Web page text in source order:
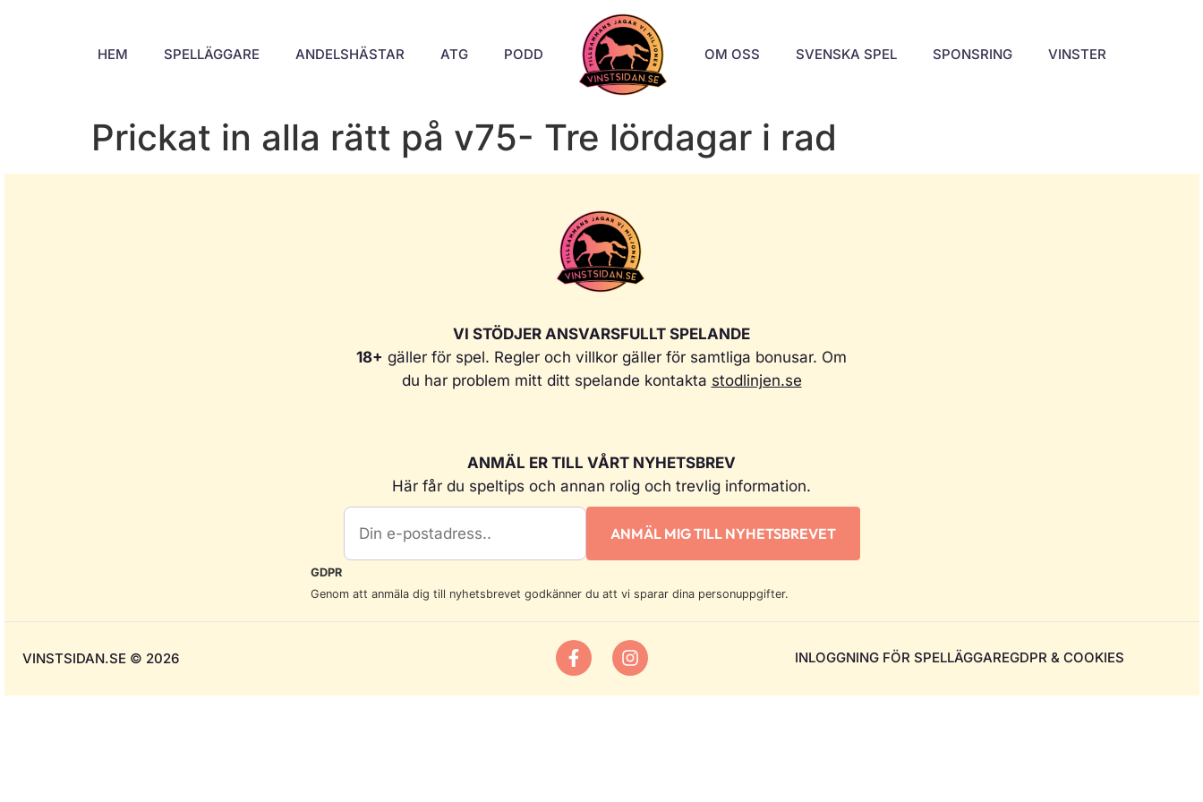
HEM SPELLÄGGARE ANDELSHÄSTAR ATG PODD OM OSS SVENSKA SPEL SPONSRING VINSTER
Prickat in alla rätt på v75- Tre lördagar i rad
VI STÖDJER ANSVARSFULLT SPELANDE
18+ gäller för spel. Regler och villkor gäller för samtliga bonusar. Om
du har problem mitt ditt spelande kontakta stodlinjen.se
ANMÄL ER TILL VÅRT NYHETSBREV
Här får du speltips och annan rolig och trevlig information.
GDPR
Genom att anmäla dig till nyhetsbrevet godkänner du att vi sparar dina personuppgifter.
VINSTSIDAN.SE © 2026 INLOGGNING FÖR SPELLÄGGAREGDPR & COOKIES